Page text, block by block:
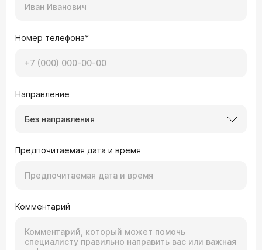
Номер телефона*
Направление
Без направления
Предпочитаемая дата и время
Комментарий